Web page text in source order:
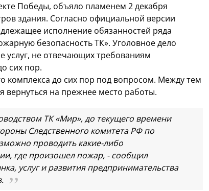
Победы, объяло пламенем 2 декабря
здания. Согласно официальной версии
исполнение обязанностей ряда
безопасность ТК». Уголовное дело
услуг, не отвечающих требованиям
сих пор.
комплекса до сих пор под вопросом. Между тем
на прежнее место работы.
ТК «Мир», до текущего времени
Следственного комитета РФ по
проводить какие-либо
где произошел пожар, - сообщил
услуг и развития предпринимательства